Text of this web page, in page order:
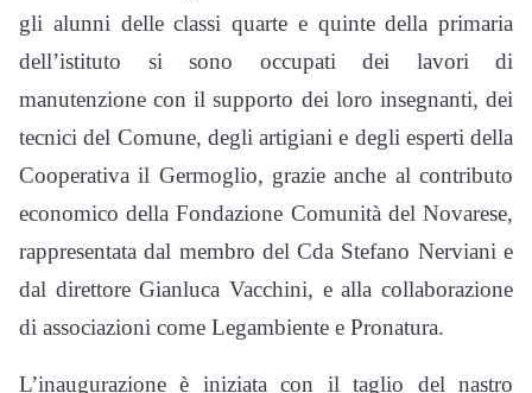
gli alunni delle classi quarte e quinte della primaria
dell’istituto si sono occupati dei lavori di
manutenzione con il supporto dei loro insegnanti, dei
tecnici del Comune, degli artigiani e degli esperti della
Cooperativa il Germoglio, grazie anche al contributo
economico della Fondazione Comunità del Novarese,
rappresentata dal membro del Cda Stefano Nerviani e
dal direttore Gianluca Vacchini, e alla collaborazione
di associazioni come Legambiente e Pronatura.
L’inaugurazione è iniziata con il taglio del nastro